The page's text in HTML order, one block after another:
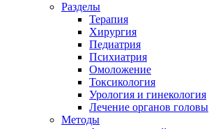
Разделы
Терапия
Хирургия
Педиатрия
Психиатрия
Омоложение
Токсикология
Урология и гинекология
Лечение органов головы
Методы